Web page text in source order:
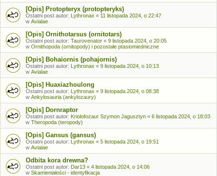
[Opis] Protopteryx (protopteryks)
Ostatni post autor: Lythronax « 11 listopada 2024, o 22:47
w Avialae
[Opis] Ornithotarsus (ornitotars)
Ostatni post autor: Taurovenator « 9 listopada 2024, o 20:05
w Ornithopoda (ornitopody) i pozostałe ptasiomiedniczne
[Opis] Bohaiornis (pohajornis)
Ostatni post autor: Lythronax « 9 listopada 2024, o 10:13
w Avialae
[Opis] Huaxiazhoulong
Ostatni post autor: Lythronax « 9 listopada 2024, o 08:38
w Ankylosauria (ankylozaury)
[Opis] Dornraptor
Ostatni post autor: Kriolofozaur Szymon Jagusztyn « 6 listopada 2024, o 18:03
w Theropoda (teropody)
[Opis] Gansus (gansus)
Ostatni post autor: Lythronax « 5 listopada 2024, o 19:51
w Avialae
Odbita kora drewna?
Ostatni post autor: Dar13 « 4 listopada 2024, o 14:06
w Skamieniałości - identyfikacja